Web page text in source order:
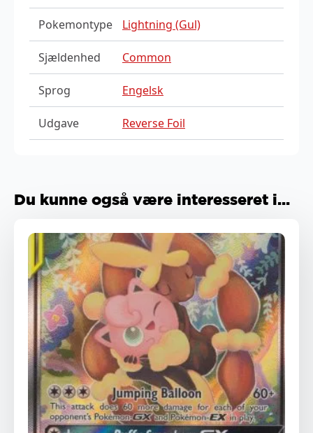
Pokemontype Lightning (Gul)
Sjældenhed Common
Sprog Engelsk
Udgave Reverse Foil
Du kunne også være interesseret i...